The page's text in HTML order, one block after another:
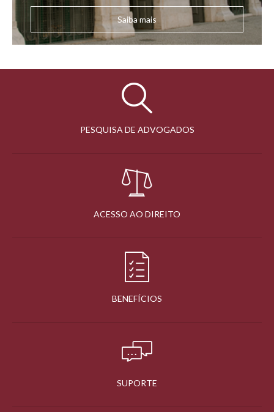
Saiba mais
PESQUISA DE ADVOGADOS
ACESSO AO DIREITO
BENEFÍCIOS
SUPORTE